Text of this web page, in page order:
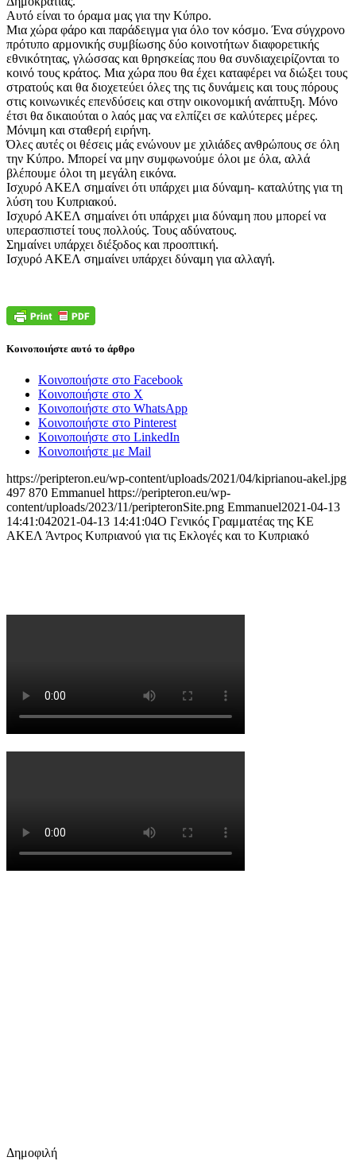
Αυτό είναι το όραμα μας για την Κύπρο.
Μια χώρα φάρο και παράδειγμα για όλο τον κόσμο. Ένα σύγχρονο
πρότυπο αρμονικής συμβίωσης δύο κοινοτήτων διαφορετικής
εθνικότητας, γλώσσας και θρησκείας που θα συνδιαχειρίζονται το
κοινό τους κράτος. Μια χώρα που θα έχει καταφέρει να διώξει τους
στρατούς και θα διοχετεύει όλες της τις δυνάμεις και τους πόρους
στις κοινωνικές επενδύσεις και στην οικονομική ανάπτυξη. Μόνο
έτσι θα δικαιούται ο λαός μας να ελπίζει σε καλύτερες μέρες.
Μόνιμη και σταθερή ειρήνη.
Όλες αυτές οι θέσεις μάς ενώνουν με χιλιάδες ανθρώπους σε όλη
την Κύπρο. Μπορεί να μην συμφωνούμε όλοι με όλα, αλλά
βλέπουμε όλοι τη μεγάλη εικόνα.
Ισχυρό ΑΚΕΛ σημαίνει ότι υπάρχει μια δύναμη- καταλύτης για τη
λύση του Κυπριακού.
Ισχυρό ΑΚΕΛ σημαίνει ότι υπάρχει μια δύναμη που μπορεί να
υπερασπιστεί τους πολλούς. Τους αδύνατους.
Σημαίνει υπάρχει διέξοδος και προοπτική.
Ισχυρό ΑΚΕΛ σημαίνει υπάρχει δύναμη για αλλαγή.
Κοινοποιήστε αυτό το άρθρο
Κοινοποιήστε στο Facebook
Κοινοποιήστε στο X
Κοινοποιήστε στο WhatsApp
Κοινοποιήστε στο Pinterest
Κοινοποιήστε στο LinkedIn
Κοινοποιήστε με Mail
https://peripteron.eu/wp-content/uploads/2021/04/kiprianou-akel.jpg
497 870 Emmanuel https://peripteron.eu/wp-
content/uploads/2023/11/peripteronSite.png Emmanuel2021-04-13
14:41:042021-04-13 14:41:04O Γενικός Γραμματέας της ΚΕ
ΑΚΕΛ Άντρος Κυπριανού για τις Εκλογές και το Κυπριακό
Δημοφιλή